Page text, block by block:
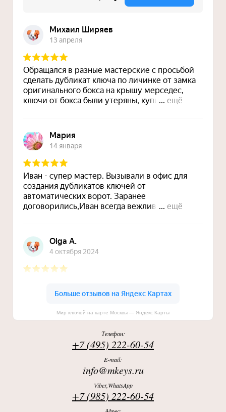
Мир ключей на карте Москвы — Яндекс Карты
Телефон:
+7 (495) 222-60-54
E-mail:
info@mkeys.ru
Viber,WhatsApp
+7 (985) 222-60-54